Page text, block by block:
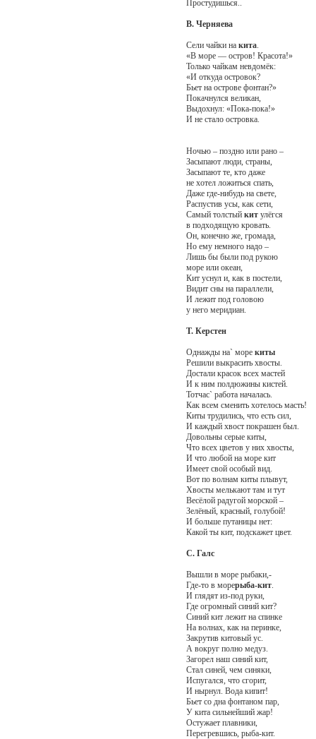
Простудишься..
В. Черняева
Сели чайки на кита.
«В море — остров! Красота!»
Только чайкам невдомёк:
«И откуда островок?
Бьет на острове фонтан?»
Покачнулся великан,
Выдохнул: «Пока-пока!»
И не стало островка.
Ночью – поздно или рано –
Засыпают люди, страны,
Засыпают те, кто даже
не хотел ложиться спать,
Даже где-нибудь на свете,
Распустив усы, как сети,
Самый толстый китулёгся
в подходящую кровать.
Он, конечно же, громада,
Но ему немного надо –
Лишь бы были под рукою
море или океан,
Кит уснул и, как в постели,
Видит сны на параллели,
И лежит под головою
у него меридиан.
Т. Керстен
Однажды на` море киты
Решили выкрасить хвосты.
Достали красок всех мастей
И к ним полдюжины кистей.
Тотчас` работа началась.
Как всем сменить хотелось масть!
Киты трудились, что есть сил,
И каждый хвост покрашен был.
Довольны серые киты,
Что всех цветов у них хвосты,
И что любой на море кит
Имеет свой особый вид.
Вот по волнам киты плывут,
Хвосты мелькают там и тут
Весёлой радугой морской –
Зелёный, красный, голубой!
И больше путаницы нет:
Какой ты кит, подскажет цвет.
С. Галс
Вышли в море рыбаки,-
Где-то в морерыба-кит.
И глядят из-под руки,
Где огромный синий кит?
Синий кит лежит на спинке
На волнах, как на перинке,
Закрутив китовый ус.
А вокруг полно медуз.
Загорел наш синий кит,
Стал синей, чем синяки,
Испугался, что сгорит,
И нырнул. Вода кипит!
Бьет со дна фонтаном пар,
У кита сильнейший жар!
Остужает плавники,
Перегревшись, рыба-кит.